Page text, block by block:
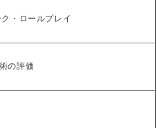
・ロールプレイ
の評価